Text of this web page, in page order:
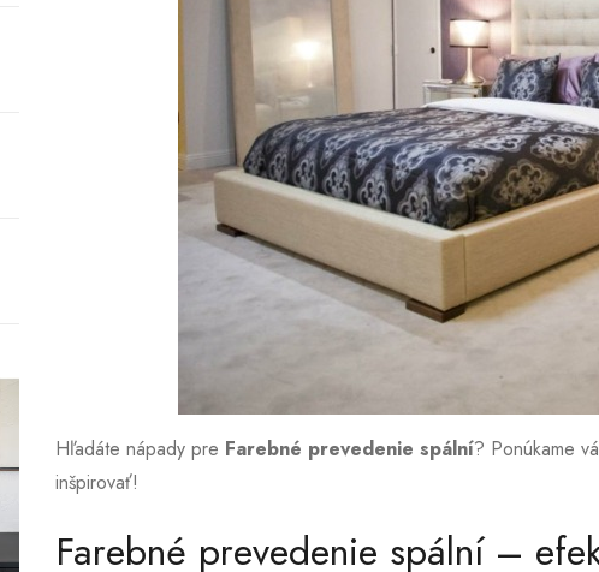
Hľadáte nápady pre Farebné prevedenie spální? Ponúkame
inšpirovať!
Farebné prevedenie spální –